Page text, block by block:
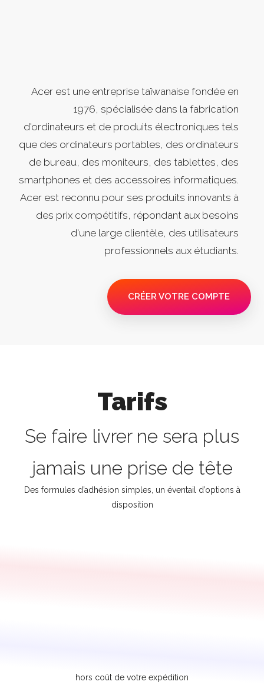
Acer est une entreprise taïwanaise fondée en
1976, spécialisée dans la fabrication
d'ordinateurs et de produits électroniques tels
que des ordinateurs portables, des ordinateurs
de bureau, des moniteurs, des tablettes, des
smartphones et des accessoires informatiques.
Acer est reconnu pour ses produits innovants à
des prix compétitifs, répondant aux besoins
d'une large clientèle, des utilisateurs
professionnels aux étudiants.
CRÉER VOTRE COMPTE
Tarifs
Se faire livrer ne sera plus
jamais une prise de tête
Des formules d’adhésion simples, un éventail d’options à
disposition
hors coût de votre expédition